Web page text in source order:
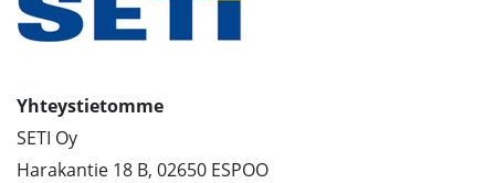
Yhteystietomme
SETI Oy
Harakantie 18 B, 02650 ESPOO